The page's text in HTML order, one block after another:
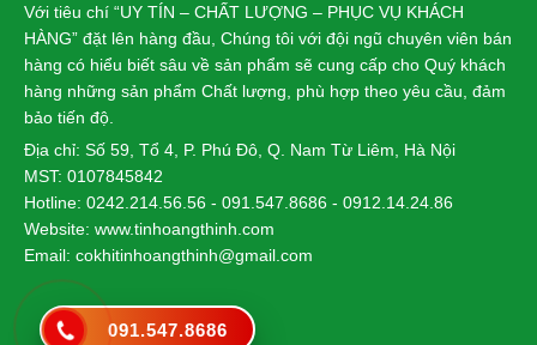
Với tiêu chí “UY TÍN – CHẤT LƯỢNG – PHỤC VỤ KHÁCH
HÀNG” đặt lên hàng đầu, Chúng tôi với đội ngũ chuyên viên bán
hàng có hiểu biết sâu về sản phẩm sẽ cung cấp cho Quý khách
hàng những sản phẩm Chất lượng, phù hợp theo yêu cầu, đảm
bảo tiến độ.
Địa chỉ: Số 59, Tổ 4, P. Phú Đô, Q. Nam Từ Liêm, Hà Nội
MST: 0107845842
Hotline: 0242.214.56.56 - 091.547.8686 - 0912.14.24.86
Website: www.tinhoangthinh.com
Email: cokhitinhoangthinh@gmail.com
091.547.8686